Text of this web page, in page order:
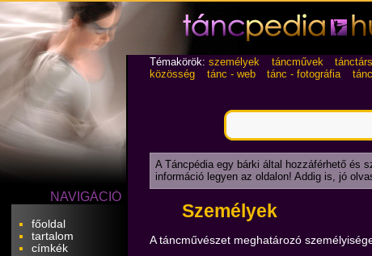
NAVIGÁCIÓ
főoldal
tartalom
címkék
Témakörök: személyek táncművek
közösség
tánc - web tánc - fotográfia
A Táncpédia egy bárki által hozzáférhető és
információ legyen az oldalon! Addig is, jó
Személyek
A táncművészet meghatározó